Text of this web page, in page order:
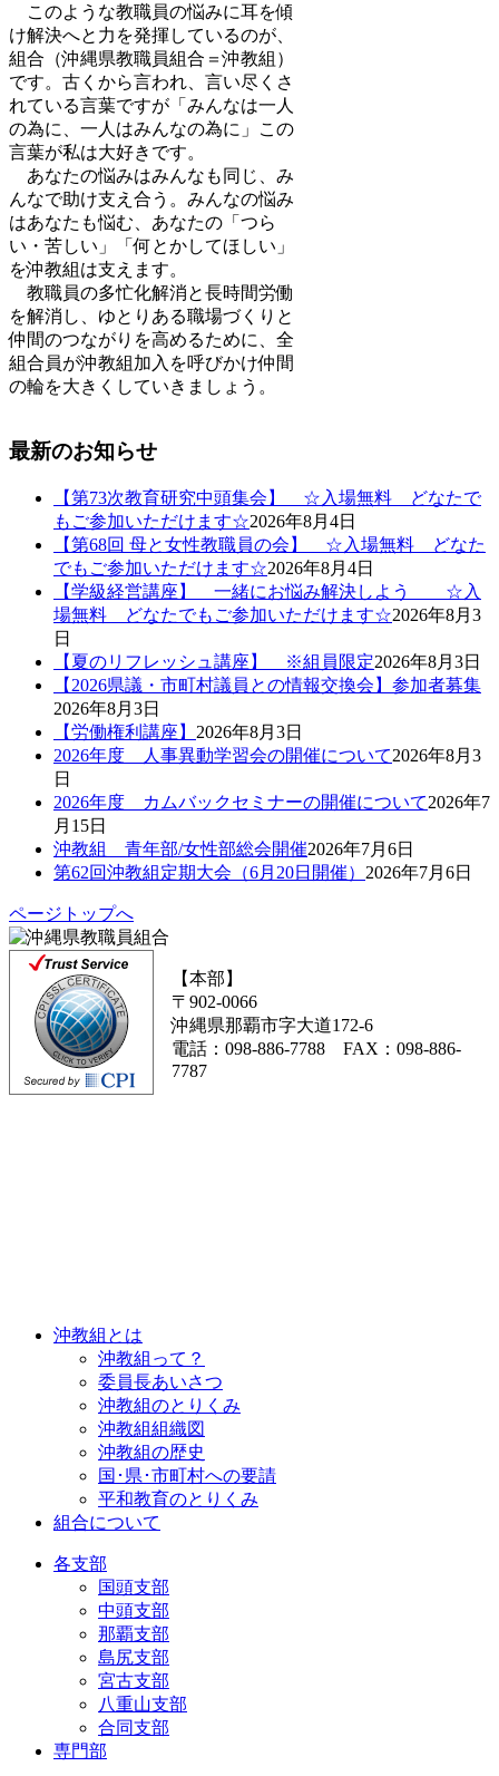
このような教職員の悩みに耳を傾
け解決へと力を発揮しているのが、
組合（沖縄県教職員組合＝沖教組）
です。古くから言われ、言い尽くさ
れている言葉ですが「みんなは一人
の為に、一人はみんなの為に」この
言葉が私は大好きです。
あなたの悩みはみんなも同じ、み
んなで助け支え合う。みんなの悩み
はあなたも悩む、あなたの「つら
い・苦しい」「何とかしてほしい」
を沖教組は支えます。
教職員の多忙化解消と長時間労働
を解消し、ゆとりある職場づくりと
仲間のつながりを高めるために、全
組合員が沖教組加入を呼びかけ仲間
の輪を大きくしていきましょう。
最新のお知らせ
【第73次教育研究中頭集会】 ☆入場無料 どなたで
もご参加いただけます☆2026年8月4日
【第68回 母と女性教職員の会】 ☆入場無料 どなた
でもご参加いただけます☆2026年8月4日
【学級経営講座】 一緒にお悩み解決しよう ☆入
場無料 どなたでもご参加いただけます☆2026年8月3
日
【夏のリフレッシュ講座】 ※組員限定2026年8月3日
【2026県議・市町村議員との情報交換会】参加者募集
2026年8月3日
【労働権利講座】 2026年8月3日
2026年度 人事異動学習会の開催について2026年8月3
日
2026年度 カムバックセミナーの開催について2026年7
月15日
沖教組 青年部/女性部総会開催2026年7月6日
第62回沖教組定期大会（6月20日開催） 2026年7月6日
ページトップへ
【本部】
〒902-0066
沖縄県那覇市字大道172-6
電話：098-886-7788 FAX：098-886-
7787
沖教組とは
沖教組って？
委員長あいさつ
沖教組のとりくみ
沖教組組織図
沖教組の歴史
国･県･市町村への要請
平和教育のとりくみ
組合について
各支部
国頭支部
中頭支部
那覇支部
島尻支部
宮古支部
八重山支部
合同支部
専門部